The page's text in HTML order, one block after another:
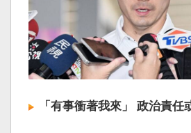
「有事衝著我來」 政治責任